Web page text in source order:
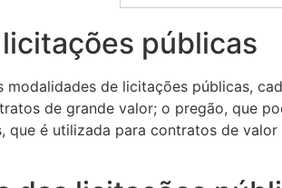
públicas
modalidades de licitações públicas,
de grande valor; o pregão, que
que é utilizada para contratos de